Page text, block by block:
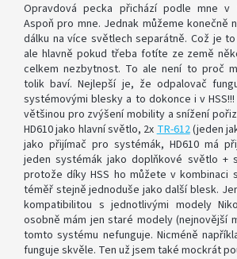
Opravdová pecka přichází podle mne v
Aspoň pro mne. Jednak můžeme konečně
dálku na více světlech separátně. Což je
ale hlavně pokud třeba fotíte ze země
celkem nezbytnost. To ale není to proč
tolik baví. Nejlepší je, že odpalovač
systémovými blesky a to dokonce i v
většinou pro zvýšení mobility a snížení
HD610 jako hlavní světlo, 2xTR-612(jeden
jako přijímač pro systémák, HD610 má
jeden systémák jako doplňkové světlo +
protože díky HSS ho můžete v kombinaci
téměř stejně jednoduše jako další blesk.
kompatibilitou s jednotlivými modely
osobně mám jen staré modely (nejnovější
tomto systému nefunguje. Nicméně
funguje skvěle. Ten už jsem také mockrát